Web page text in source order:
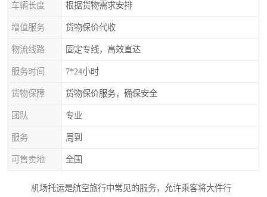
车辆长度 根据货物需求安排
增值服务 货物保价代收
物流线路 固定专线，高效直达
服务时间 7*24小时
货物保障 货物保价服务，确保安全
团队 专业
服务 周到
可售卖地 全国
机场托运是航空旅行中常见的服务，允许乘客将大件行